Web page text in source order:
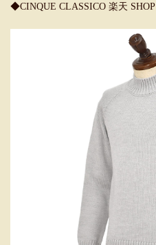
◆CINQUE CLASSICO 楽天 SHOP